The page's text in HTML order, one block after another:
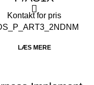
LÆS MERE